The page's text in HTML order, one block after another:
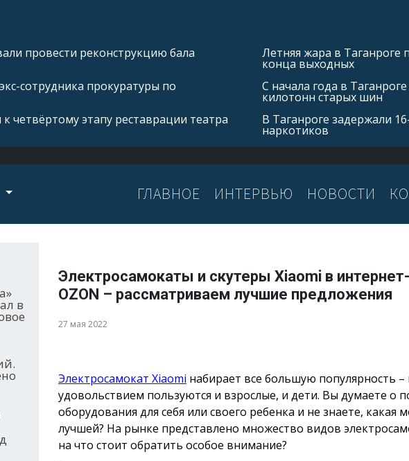
провести реконструкцию бала
сотрудника прокуратуры по
четвёртому этапу реставрации театра
Летняя жара в Таганроге
конца выходных
С начала года в
килотонн старых шин
В Таганроге задержали
наркотиков
ГЛАВНОЕ ИНТЕРВЬЮ НОВОСТИ
в
Электросамокаты и скутеры Xiaomi в
OZON – рассматриваем лучшие предложения
27 мая 2022
Электросамокат Xiaomi набирает все большую популярность –
удовольствием пользуются и взрослые, и дети. Вы думаете о
оборудования для себя или своего ребенка и не знаете, какая
лучшей? На рынке представлено множество видов
на что стоит обратить особое внимание?